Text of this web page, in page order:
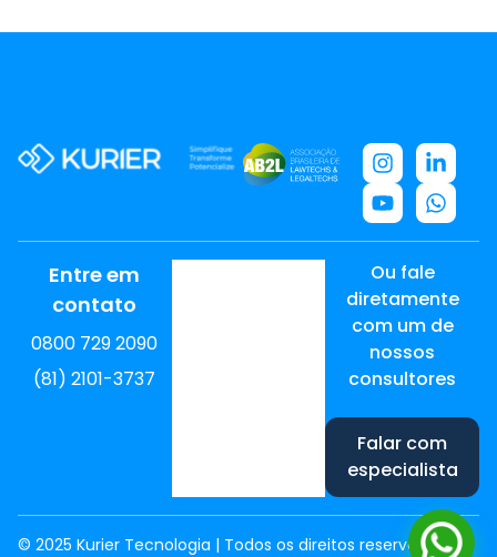
Entre em
contato
0800 729 2090
(81) 2101-3737
Ou fale
diretamente
com um de
nossos
consultores
Falar com
especialista
© 2025 Kurier Tecnologia | Todos os direitos reservados